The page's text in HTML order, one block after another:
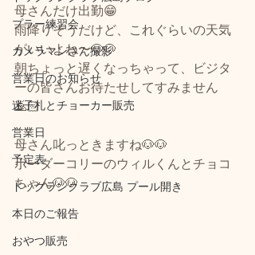
プラー練習会
カメラマンさん撮影
営業日のお知らせ
迷子札とチョーカー販売
営業日
予定表
ドッグランクラブ広島 プール開き
本日のご報告
おやつ販売
母さんだけ出勤😁
雨降りそうだけど、これぐらいの天気
がいいよね〜🐶🐶
朝ちょっと遅くなっちゃって、ビジタ
ーの皆さんお待たせしてすみません
🙇🏻
母さん叱っときますね🐶🐶
ボーダーコリーのウィルくんとチョコ
ちゃん🐶🐶